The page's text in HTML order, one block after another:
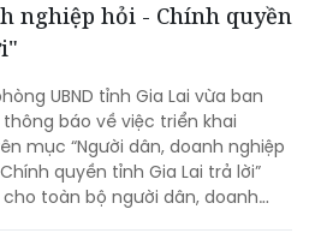
bảo đảm tối đa quyền, lợi ích
của bà con.
nghiệp hỏi - Chính quyền
UBND tỉnh Gia Lai vừa ban
báo về việc triển khai
mục “Người dân, doanh nghiệp
quyền tỉnh Gia Lai trả lời”
toàn bộ người dân, doanh